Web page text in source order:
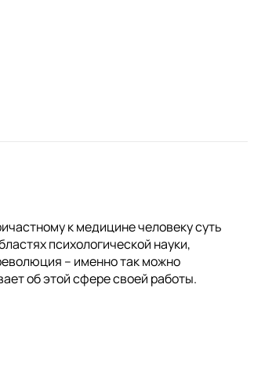
к медицине человеку суть
психологической науки,
– именно так можно
об этой сфере своей работы.